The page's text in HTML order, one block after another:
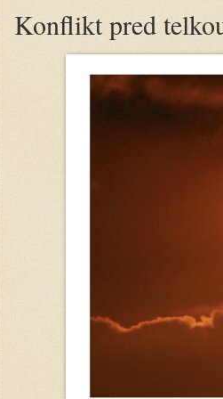
Konflikt pred